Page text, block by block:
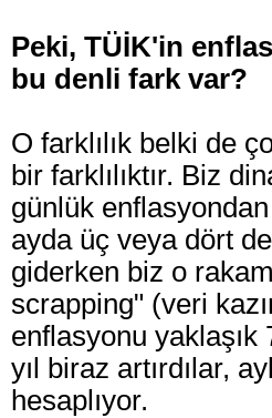
Peki, TÜİK'in
bu denli fark var?
O farklılık belki de
bir farklılıktır. Biz
günlük
ayda üç veya dört
giderken biz o
scrapping" (veri
enflasyonu
yıl biraz artırdılar,
hesaplıyor.